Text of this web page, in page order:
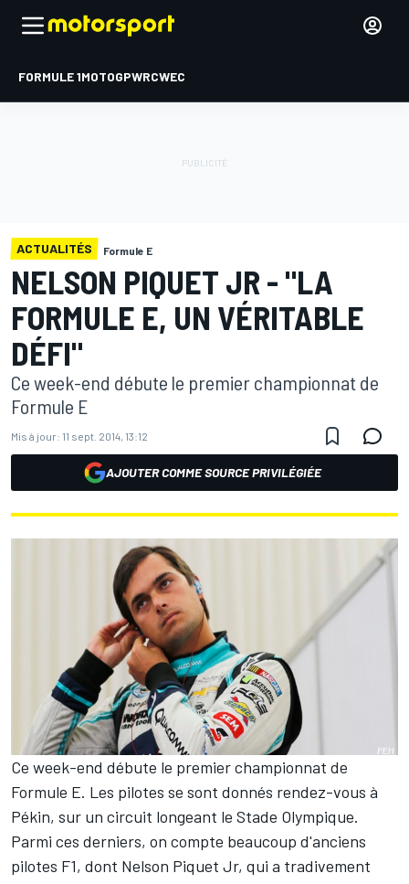
FORMULE 1MOTOGPWRCWEC
ACTUALITÉS Formule E
NELSON PIQUET JR - "LA
FORMULE E, UN VÉRITABLE
DÉFI"
Ce week-end débute le premier championnat de
Formule E
Mis à jour: 11 sept. 2014, 13:12
AJOUTER COMME SOURCE PRIVILÉGIÉE
Ce week-end débute le premier championnat de
Formule E. Les pilotes se sont donnés rendez-vous à
Pékin, sur un circuit longeant le Stade Olympique.
Parmi ces derniers, on compte beaucoup d'anciens
pilotes F1, dont Nelson Piquet Jr, qui a tradivement